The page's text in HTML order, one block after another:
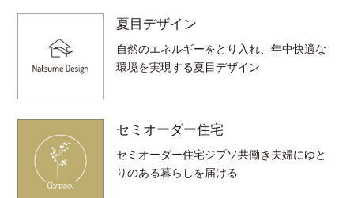
夏目デザイン
自然のエネルギーをとり入れ、年中快適な
環境を実現する夏目デザイン
セミオーダー住宅
セミオーダー住宅ジプソ共働き夫婦にゆと
りのある暮らしを届ける